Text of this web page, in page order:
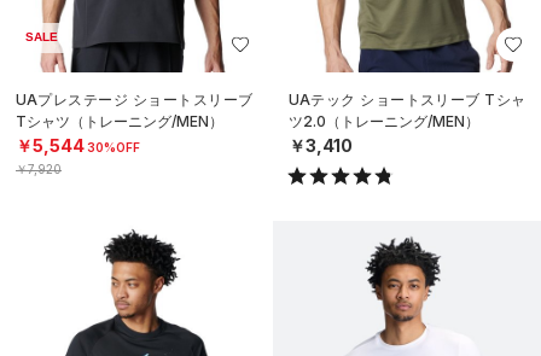
SALE
UAプレステージ ショートスリーブ
Tシャツ（トレーニング/MEN）
￥5,54430%OFF
￥7,920
UAテック ショートスリーブ Tシャ
ツ2.0（トレーニング/MEN）
￥3,410